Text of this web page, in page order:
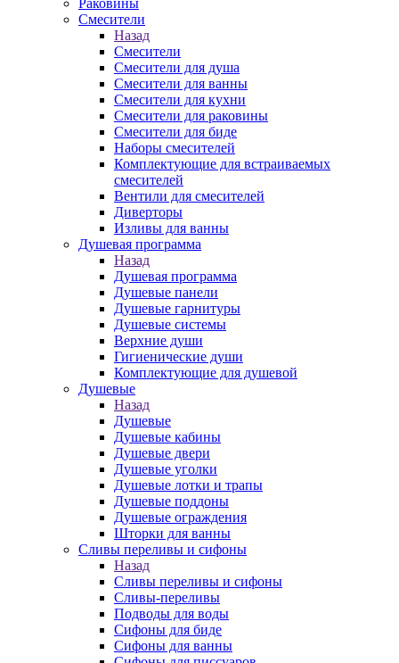
Раковины
Смесители
Назад
Смесители
Смесители для душа
Смесители для ванны
Смесители для кухни
Смесители для раковины
Смесители для биде
Наборы смесителей
Комплектующие для встраиваемых
смесителей
Вентили для смесителей
Диверторы
Изливы для ванны
Душевая программа
Назад
Душевая программа
Душевые панели
Душевые гарнитуры
Душевые системы
Верхние души
Гигиенические души
Комплектующие для душевой
Душевые
Назад
Душевые
Душевые кабины
Душевые двери
Душевые уголки
Душевые лотки и трапы
Душевые поддоны
Душевые ограждения
Шторки для ванны
Сливы переливы и сифоны
Назад
Сливы переливы и сифоны
Сливы-переливы
Подводы для воды
Сифоны для биде
Сифоны для ванны